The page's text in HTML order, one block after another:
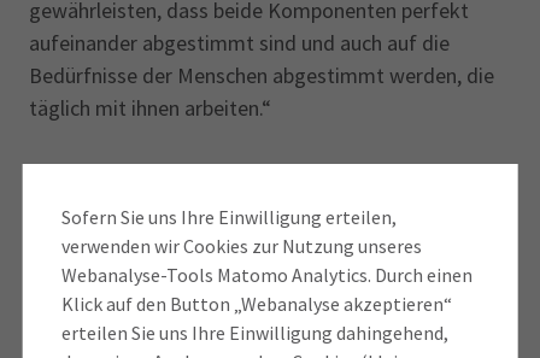
Sofern Sie uns Ihre Einwilligung erteilen,
verwenden wir Cookies zur Nutzung unseres
Webanalyse-Tools Matomo Analytics. Durch einen
Klick auf den Button „Webanalyse akzeptieren“
erteilen Sie uns Ihre Einwilligung dahingehend,
gewährleisten, dass beide Komponenten perfekt
aufeinander abgestimmt sind und auch auf die
Bedürfnisse der Menschen abgestimmt werden, die
täglich mit ihnen arbeiten.“
Barcode-Technologie ergonomisch
integriert
Den Start 2016 unterstützten Bayern Kapital und
zwei US-Investmentgesellschaften mit 2,2 Millionen